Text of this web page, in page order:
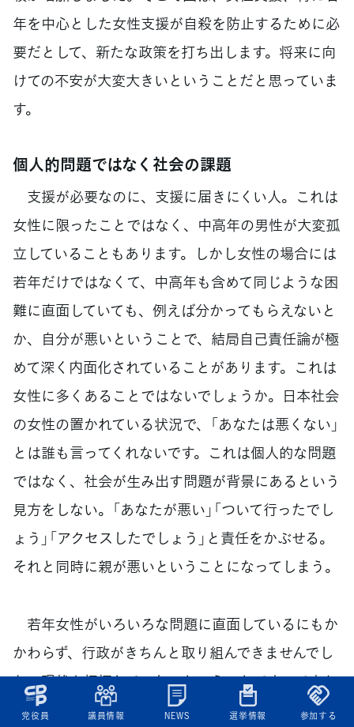
党役員 議員情報 NEWS 選挙情報 参加する
年を中心とした女性支援が自殺を防止するために必
要だとして、新たな政策を打ち出します。将来に向
けての不安が大変大きいということだと思っていま
す。
個人的問題ではなく社会の課題
支援が必要なのに、支援に届きにくい人。これは
女性に限ったことではなく、中高年の男性が大変孤
立していることもあります。しかし女性の場合には
若年だけではなくて、中高年も含めて同じような困
難に直面していても、例えば分かってもらえないと
か、自分が悪いということで、結局自己責任論が極
めて深く内面化されていることがあります。これは
女性に多くあることではないでしょうか。日本社会
の女性の置かれている状況で、「あなたは悪くない」
とは誰も言ってくれないです。これは個人的な問題
ではなく、社会が生み出す問題が背景にあるという
見方をしない。「あなたが悪い」「ついて行ったでし
ょう」「アクセスしたでしょう」と責任をかぶせる。
それと同時に親が悪いということになってしまう。
若年女性がいろいろな問題に直面しているにもか
かわらず、行政がきちんと取り組んできませんでし
た。現状も把握していないということです。ですか
ら2009年頃から数は少ないですが、ボンドプロジェ